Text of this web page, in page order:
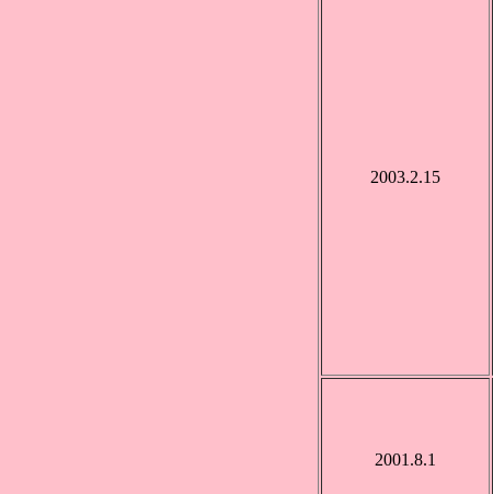
2003.2.15
2001.8.1